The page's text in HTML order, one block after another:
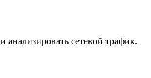
сетевой трафик.